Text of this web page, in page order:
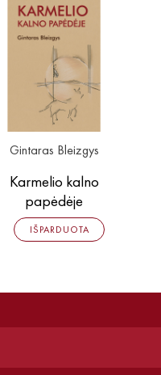
Gintaras Bleizgys
Karmelio kalno
papėdėje
IŠPARDUOTA